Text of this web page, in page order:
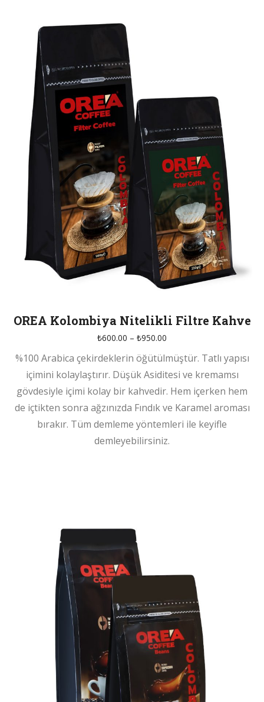
OREA Kolombiya Nitelikli Filtre Kahve
₺600.00 – ₺950.00
₺600.00
-
%100 Arabica çekirdeklerin öğütülmüştür. Tatlı yapısı
içimini kolaylaştırır. Düşük Asiditesi ve kremamsı
gövdesiyle içimi kolay bir kahvedir. Hem içerken hem
de içtikten sonra ağzınızda Fındık ve Karamel aroması
bırakır. Tüm demleme yöntemleri ile keyifle
demleyebilirsiniz.